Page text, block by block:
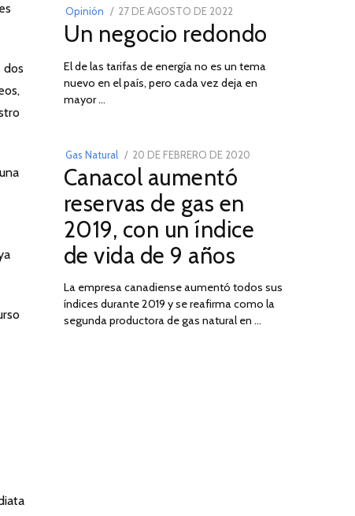
dos
Opinión
POSTED
ON
27 DE AGOSTO DE 202230
DE
DE
2022
Un negocio redondo
El de las tarifas de energía no es un tema
nuevo en el país, pero cada vez deja en
mayor …
03
Gas Natural
POSTED
ON
20 DE FEBRERO DE 2020
2025
Canacol aumentó
reservas de gas en
2019, con un índice
de vida de 9 años
La empresa canadiense aumentó todos sus
índices durante 2019 y se reafirma como la
segunda productora de gas natural en …